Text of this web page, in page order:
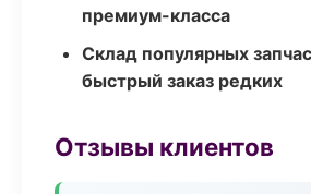
премиум-класса
Склад популярных
быстрый заказ редких
Отзывы клиентов